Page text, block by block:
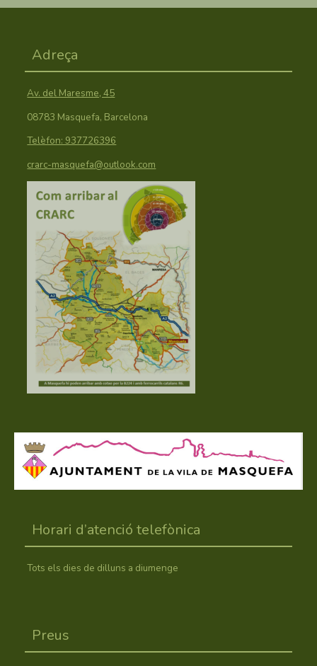
Adreça
Av. del Maresme, 45
08783 Masquefa, Barcelona
Telèfon: 937726396
crarc-masquefa@outlook.com
Horari d’atenció telefònica
Tots els dies de dilluns a diumenge
Preus